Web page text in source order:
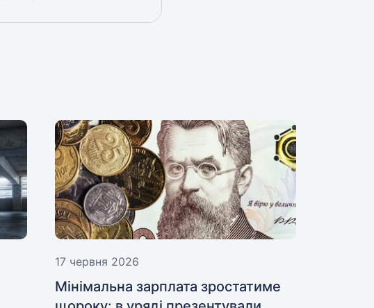
17 червня 2026
Мінімальна зарплата зростатиме